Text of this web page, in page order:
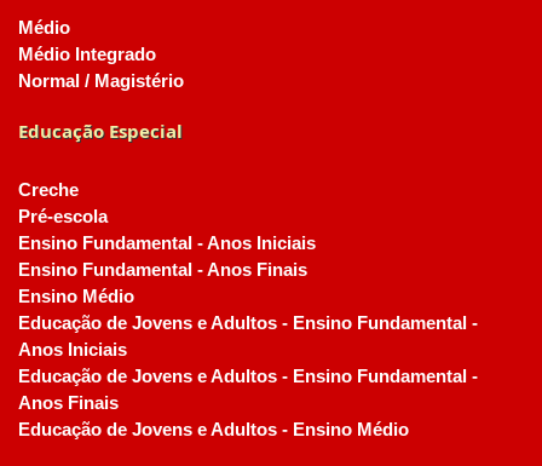
Médio
Médio Integrado
Normal / Magistério
Educação Especial
Creche
Pré-escola
Ensino Fundamental - Anos Iniciais
Ensino Fundamental - Anos Finais
Ensino Médio
Educação de Jovens e Adultos - Ensino Fundamental -
Anos Iniciais
Educação de Jovens e Adultos - Ensino Fundamental -
Anos Finais
Educação de Jovens e Adultos - Ensino Médio